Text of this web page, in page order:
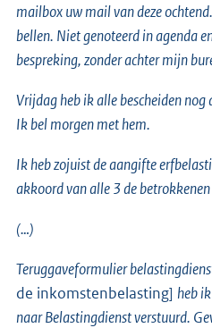
mailbox uw mail van deze
bellen. Niet genoteerd in agenda
bespreking, zonder achter mijn
Vrijdag heb ik alle bescheiden
Ik bel morgen met hem.
Ik heb zojuist de aangifte
akkoord van alle 3 de
(…)
Teruggaveformulier
de inkomstenbelasting] heb
naar Belastingdienst verstuurd.